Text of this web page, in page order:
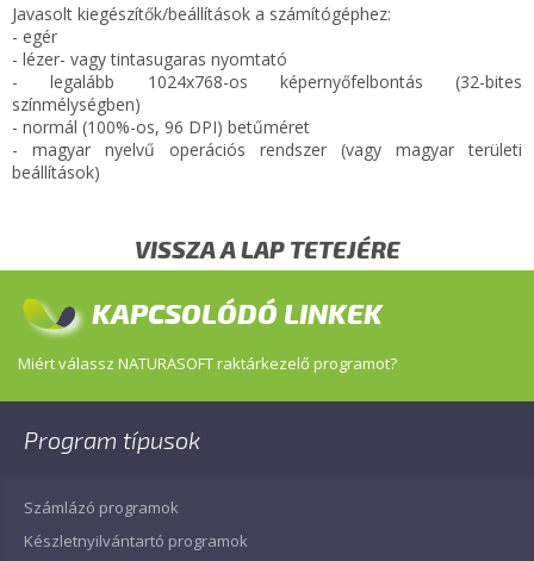
Javasolt kiegészítők/beállítások a számítógéphez:
- egér
- lézer- vagy tintasugaras nyomtató
- legalább 1024x768-os képernyőfelbontás (32-bites
színmélységben)
- normál (100%-os, 96 DPI) betűméret
- magyar nyelvű operációs rendszer (vagy magyar területi
beállítások)
VISSZA A LAP TETEJÉRE
KAPCSOLÓDÓ LINKEK
Miért válassz NATURASOFT raktárkezelő programot?
Program típusok
Számlázó programok
Készletnyilvántartó programok